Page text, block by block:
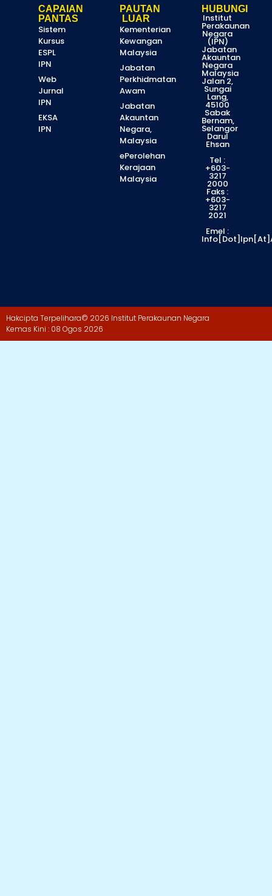
CAPAIAN
PANTAS
Sistem
Kursus
ESPL
IPN
Web
Jurnal
IPN
EKSA
IPN
PAUTAN
LUAR
Kementerian
Kewangan
Malaysia
Jabatan
Perkhidmatan
Awam
Jabatan
Akauntan
Negara,
Malaysia
ePerolehan
Kerajaan
Malaysia
HUBUNGI
Institut
Perakaunan
Negara
(IPN)
Jabatan
Akauntan
Negara
Malaysia
Jalan 2,
Sungai
Lang,
45100
Sabak
Bernam,
Selangor
Darul
Ehsan
Tel :
+603-
3217
2000
Faks :
+603-
3217
2021
Emel :
Hakcipta Terpelihara© 2026 Institut Perakaunan Negara
Kemas Kini : 08 Ogos 2026